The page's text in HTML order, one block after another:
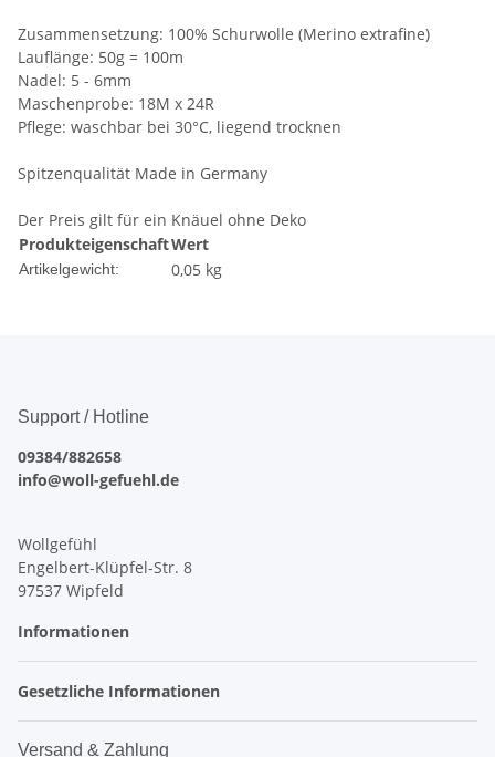
Zusammensetzung: 100% Schurwolle (Merino extrafine)
Lauflänge: 50g = 100m
Nadel: 5 - 6mm
Maschenprobe: 18M x 24R
Pflege: waschbar bei 30°C, liegend trocknen
Spitzenqualität Made in Germany
Der Preis gilt für ein Knäuel ohne Deko
ProdukteigenschaftWert
Artikelgewicht: 0,05 kg
Support / Hotline
09384/882658
info@woll-gefuehl.de
Wollgefühl
Engelbert-Klüpfel-Str. 8
97537 Wipfeld
Informationen
Gesetzliche Informationen
Versand & Zahlung